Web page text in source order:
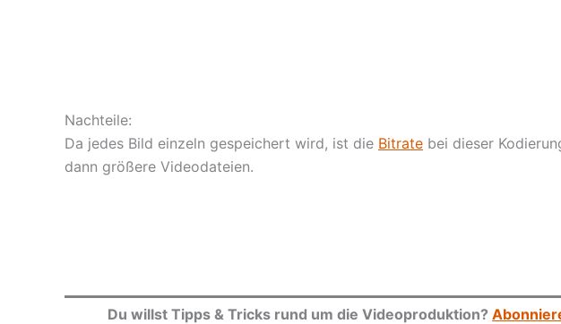
Nachteile:
Da jedes Bild einzeln gespeichert wird, ist die Bitrate bei dieser
dann größere Videodateien.
Du willst Tipps & Tricks rund um die Videoproduktion?